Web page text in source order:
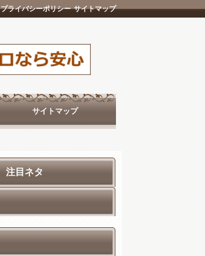
サイトマップ
プライバシーポリシー
サイトマップ
注目ネタ